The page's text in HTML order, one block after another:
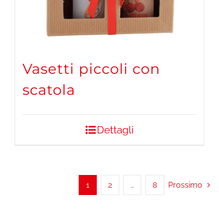
Vasetti piccoli con
scatola
Dettagli
1 2 … 8 Prossimo